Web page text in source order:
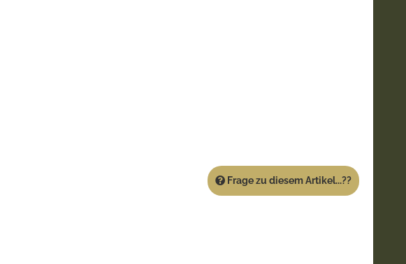
Frage zu diesem Artikel...??